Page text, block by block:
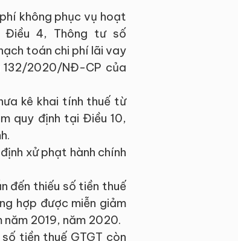
không phục vụ hoạt
Điều 4, Thông tư số
toán chi phí lãi vay
132/2020/NĐ-CP của
kê khai tính thuế từ
quy định tại Điều 10,
xử phạt hành chính
đến thiếu số tiền thuế
hợp được miễn giảm
năm 2019, năm 2020.
tiền thuế GTGT còn